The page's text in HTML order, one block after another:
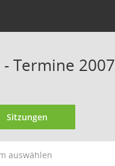
Termine 2007
Sitzungen
auswählen